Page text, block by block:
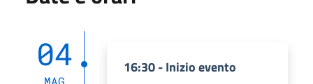
04
MAG
16:30 - Inizio evento